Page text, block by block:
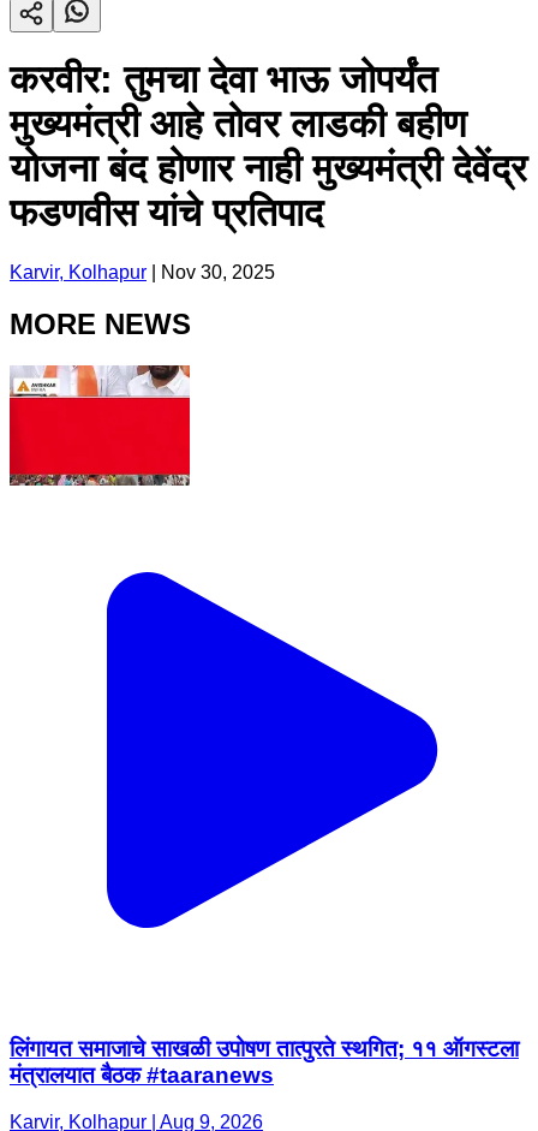
करवीर: तुमचा देवा भाऊ जोपर्यंत
मुख्यमंत्री आहे तोवर लाडकी बहीण
योजना बंद होणार नाही मुख्यमंत्री देवेंद्र
फडणवीस यांचे प्रतिपाद
Karvir, Kolhapur Nov 30, 2025
MORE NEWS
लिंगायत समाजाचे साखळी उपोषण तात्पुरते स्थगित; ११ ऑगस्टला
मंत्रालयात बैठक #taaranews
Karvir, Kolhapur | Aug 9, 2026